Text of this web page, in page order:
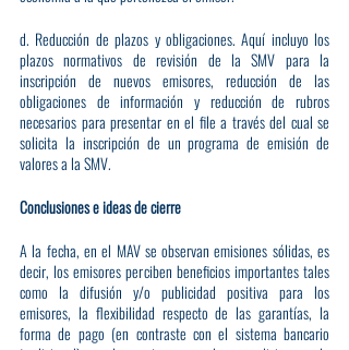
d. Reducción de plazos y obligaciones. Aquí incluyo los
plazos normativos de revisión de la SMV para la
inscripción de nuevos emisores, reducción de las
obligaciones de información y reducción de rubros
necesarios para presentar en el file a través del cual se
solicita la inscripción de un programa de emisión de
valores a la SMV.
Conclusiones e ideas de cierre
A la fecha, en el MAV se observan emisiones sólidas, es
decir, los emisores perciben beneficios importantes tales
como la difusión y/o publicidad positiva para los
emisores, la flexibilidad respecto de las garantías, la
forma de pago (en contraste con el sistema bancario